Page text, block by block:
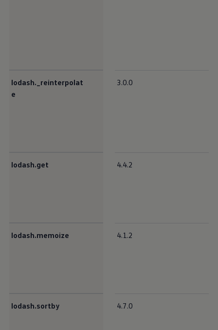
lodash._reinterpolat
e
3.0.0
lodash.get 4.4.2
lodash.memoize 4.1.2
lodash.sortby 4.7.0